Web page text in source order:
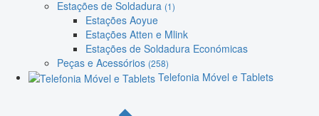
Estações de Soldadura (1)
Estações Aoyue
Estações Atten e Mlink
Estações de Soldadura Económicas
Peças e Acessórios (258)
Telefonia Móvel e Tablets